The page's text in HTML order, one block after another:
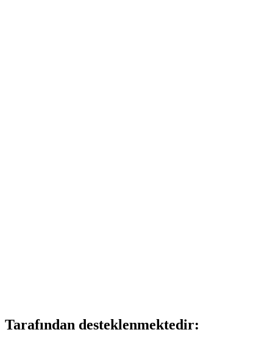
Tarafından desteklenmektedir: